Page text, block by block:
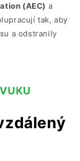
(AEC) a
tak, aby
a odstranily